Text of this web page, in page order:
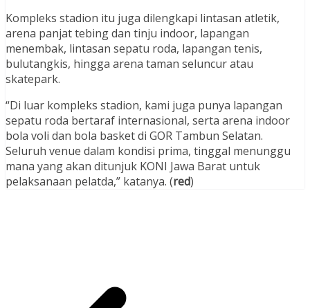
Kompleks stadion itu juga dilengkapi lintasan atletik,
arena panjat tebing dan tinju indoor, lapangan
menembak, lintasan sepatu roda, lapangan tenis,
bulutangkis, hingga arena taman seluncur atau
skatepark.
“Di luar kompleks stadion, kami juga punya lapangan
sepatu roda bertaraf internasional, serta arena indoor
bola voli dan bola basket di GOR Tambun Selatan.
Seluruh venue dalam kondisi prima, tinggal menunggu
mana yang akan ditunjuk KONI Jawa Barat untuk
pelaksanaan pelatda,” katanya. (red)